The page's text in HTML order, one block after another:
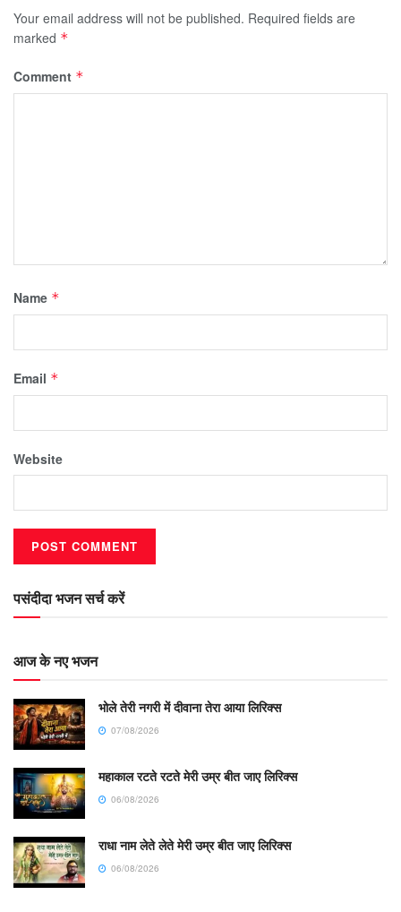
Your email address will not be published. Required fields are
marked *
Comment *
Name *
Email *
Website
पसंदीदा भजन सर्च करें
आज के नए भजन
भोले तेरी नगरी में दीवाना तेरा आया लिरिक्स
07/08/2026
महाकाल रटते रटते मेरी उम्र बीत जाए लिरिक्स
06/08/2026
राधा नाम लेते लेते मेरी उम्र बीत जाए लिरिक्स
06/08/2026